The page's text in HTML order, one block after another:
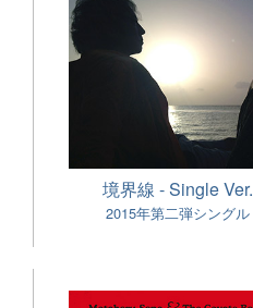
境界線 - Single Ver.
2015年第二弾シングル